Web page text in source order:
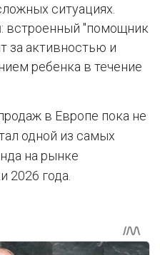
ситуациях.
: встроенный "помощник
за активностью и
ребенка в течение
в Европе пока не
одной из самых
на рынке
2026 года.